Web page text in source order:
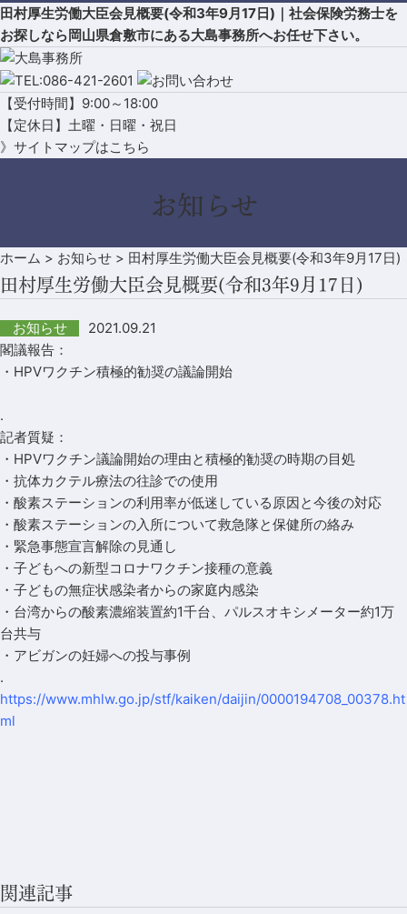
田村厚生労働大臣会見概要(令和3年9月17日)｜社会保険労務士を
お探しなら岡山県倉敷市にある大島事務所へお任せ下さい。
【受付時間】9:00～18:00
【定休日】土曜・日曜・祝日
》サイトマップはこちら
お知らせ
ホーム > お知らせ > 田村厚生労働大臣会見概要(令和3年9月17日)
田村厚生労働大臣会見概要(令和3年9月17日)
お知らせ
2021.09.21
閣議報告：
・HPVワクチン積極的勧奨の議論開始
.
記者質疑：
・HPVワクチン議論開始の理由と積極的勧奨の時期の目処
・抗体カクテル療法の往診での使用
・酸素ステーションの利用率が低迷している原因と今後の対応
・酸素ステーションの入所について救急隊と保健所の絡み
・緊急事態宣言解除の見通し
・子どもへの新型コロナワクチン接種の意義
・子どもの無症状感染者からの家庭内感染
・台湾からの酸素濃縮装置約1千台、パルスオキシメーター約1万
台共与
・アビガンの妊婦への投与事例
.
https://www.mhlw.go.jp/stf/kaiken/daijin/0000194708_00378.ht
ml
関連記事